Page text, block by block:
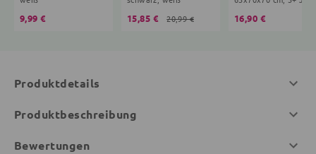
9,99 € 15,85 € 20,99 € 16,90 €
Produktdetails
Produktbeschreibung
Bewertungen